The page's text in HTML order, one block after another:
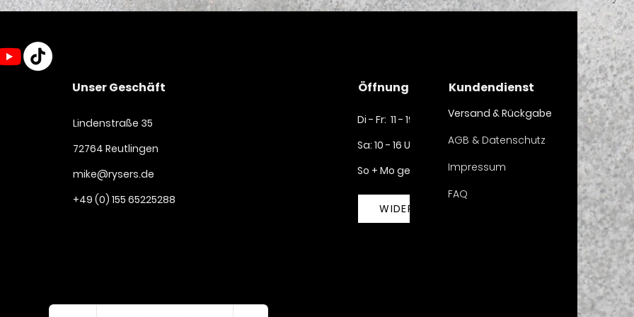
Unser Geschäft
Lindenstraße 35
72764 Reutlingen
mike@rysers.de
+49 (0) 155 65225288
Öffnungszeiten
Di - Fr: 11 - 19 Uhr
Sa: 10 - 16 Uhr​​
So + Mo geschlossen
WIDERRUF
Kundendienst
Versand & Rückgabe
AGB & Datenschutz
Impressum
FAQ